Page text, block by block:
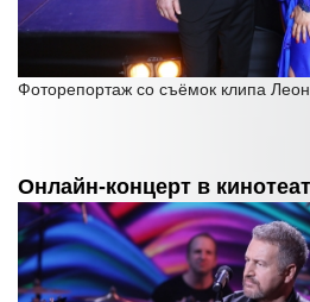
Фоторепортаж со съёмок клипа
Онлайн-концерт в